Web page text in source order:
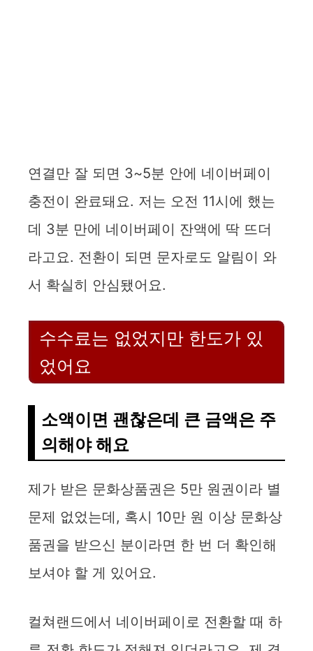
연결만 잘 되면 3~5분 안에 네이버페이
충전이 완료돼요. 저는 오전 11시에 했는
데 3분 만에 네이버페이 잔액에 딱 뜨더
라고요. 전환이 되면 문자로도 알림이 와
서 확실히 안심됐어요.
수수료는 없었지만 한도가 있
었어요
소액이면 괜찮은데 큰 금액은 주
의해야 해요
제가 받은 문화상품권은 5만 원권이라 별
문제 없었는데, 혹시 10만 원 이상 문화상
품권을 받으신 분이라면 한 번 더 확인해
보셔야 할 게 있어요.
컬쳐랜드에서 네이버페이로 전환할 때 하